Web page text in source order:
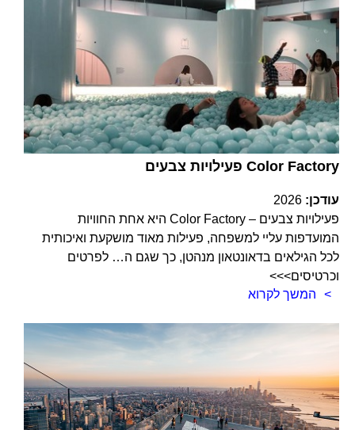
פעילויות צבעים Color Factory
עודכן: 2026
פעילויות צבעים – Color Factory היא אחת החוויות
המועדפות עליי למשפחה, פעילות מאוד מושקעת ואיכותית
לכל הגילאים בדאונטאון מנהטן, כך שגם ה… לפרטים
וכרטיסים>>>
המשך לקרוא